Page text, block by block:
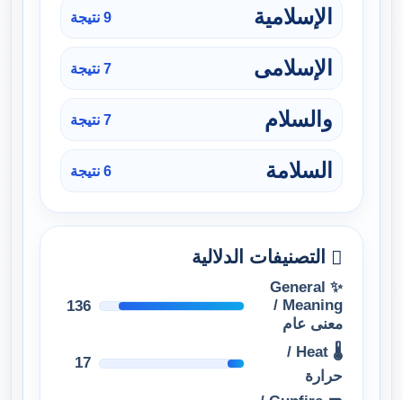
الإسلامية 9 نتيجة
الإسلامى 7 نتيجة
والسلام 7 نتيجة
السلامة 6 نتيجة
التصنيفات الدلالية
✨ General
Meaning /
معنى عام
136
🌡 Heat /
حرارة
17